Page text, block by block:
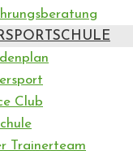
Club
Trainerteam